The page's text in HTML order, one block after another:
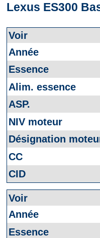
Lexus ES300